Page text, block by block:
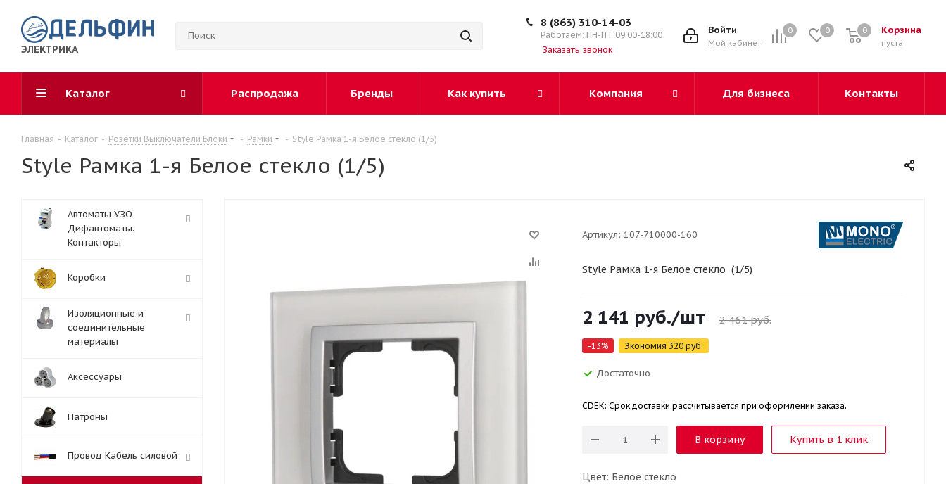
ЭЛЕКТРИКА
0 0 Корзина
пуста
0
Войти
Мой кабинет
8 (863) 310-14-03
Работаем: ПН-ПТ 09:00-18:00
Заказать звонок
Каталог Распродажа Бренды Как купить Компания Для бизнеса Контакты
Главная - Каталог - Розетки Выключатели Блоки - Рамки - Style Рамка 1-я Белое стекло (1/5)
Style Рамка 1-я Белое стекло (1/5)
Артикул: 107-710000-160
Style Рамка 1-я Белое стекло (1/5)
2 141 руб./шт 2 461руб.
-13% Экономия 320 руб.
Достаточно
CDEK: Срок доставки рассчитывается при оформлении заказа.
В корзину Купить в 1 клик
Цвет: Белое стекло
Автоматы УЗО
Дифавтоматы.
Контакторы
Коробки
Изоляционные и
соединительные
материалы
Аксессуары
Патроны
Провод Кабель силовой